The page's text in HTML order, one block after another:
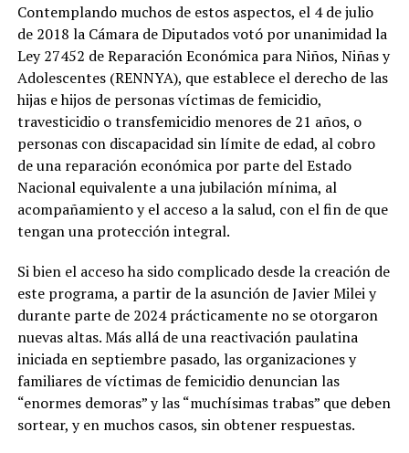
Contemplando muchos de estos aspectos, el 4 de julio
de 2018 la Cámara de Diputados votó por unanimidad la
Ley 27452 de Reparación Económica para Niños, Niñas y
Adolescentes (RENNYA), que establece el derecho de las
hijas e hijos de personas víctimas de femicidio,
travesticidio o transfemicidio menores de 21 años, o
personas con discapacidad sin límite de edad, al cobro
de una reparación económica por parte del Estado
Nacional equivalente a una jubilación mínima, al
acompañamiento y el acceso a la salud, con el fin de que
tengan una protección integral.
Si bien el acceso ha sido complicado desde la creación de
este programa, a partir de la asunción de Javier Milei y
durante parte de 2024 prácticamente no se otorgaron
nuevas altas. Más allá de una reactivación paulatina
iniciada en septiembre pasado, las organizaciones y
familiares de víctimas de femicidio denuncian las
“enormes demoras” y las “muchísimas trabas” que deben
sortear, y en muchos casos, sin obtener respuestas.